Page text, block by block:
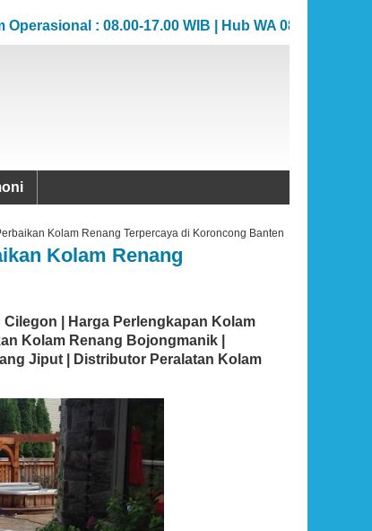
: 08.00-17.00 WIB | Hub WA 081383706862
Kolam Renang Terpercaya di Koroncong Banten
Kolam Renang
| Harga Perlengkapan Kolam
Kolam Renang Bojongmanik |
Jiput | Distributor Peralatan Kolam